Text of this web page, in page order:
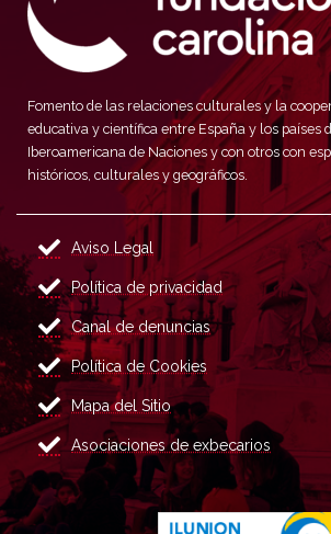
Fomento de las relaciones culturales y la
educativa y científica entre España y los países
Iberoamericana de Naciones y con otros con
históricos, culturales y geográficos.
Aviso Legal
Política de privacidad
Canal de denuncias
Política de Cookies
Mapa del Sitio
Asociaciones de exbecarios